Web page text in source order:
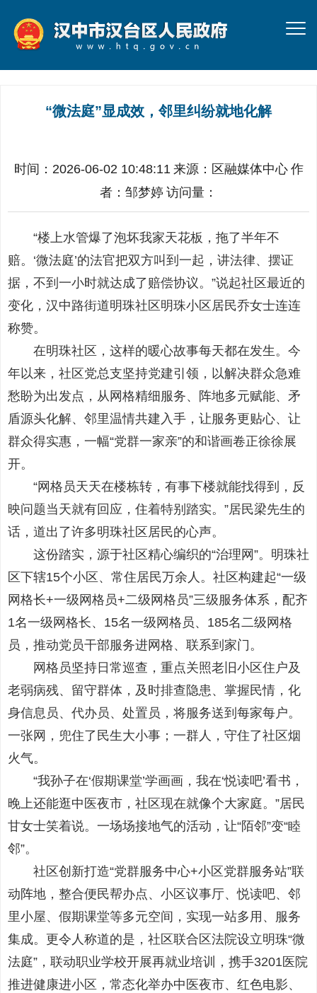
“微法庭”显成效，邻里纠纷就地化解
时间：2026-06-02 10:48:11 来源： 区融媒体中心 作
者： 邹梦婷 访问量：
“楼上水管爆了泡坏我家天花板，拖了半年不
赔。‘微法庭’的法官把双方叫到一起，讲法律、摆证
据，不到一小时就达成了赔偿协议。”说起社区最近的
变化，汉中路街道明珠社区明珠小区居民乔女士连连
称赞。
在明珠社区，这样的暖心故事每天都在发生。今
年以来，社区党总支坚持党建引领，以解决群众急难
愁盼为出发点，从网格精细服务、阵地多元赋能、矛
盾源头化解、邻里温情共建入手，让服务更贴心、让
群众得实惠，一幅“党群一家亲”的和谐画卷正徐徐展
开。
“网格员天天在楼栋转，有事下楼就能找得到，反
映问题当天就有回应，住着特别踏实。”居民梁先生的
话，道出了许多明珠社区居民的心声。
这份踏实，源于社区精心编织的“治理网”。明珠社
区下辖15个小区、常住居民万余人。社区构建起“一级
网格长+一级网格员+二级网格员”三级服务体系，配齐
1名一级网格长、15名一级网格员、185名二级网格
员，推动党员干部服务进网格、联系到家门。
网格员坚持日常巡查，重点关照老旧小区住户及
老弱病残、留守群体，及时排查隐患、掌握民情，化
身信息员、代办员、处置员，将服务送到每家每户。
一张网，兜住了民生大小事；一群人，守住了社区烟
火气。
“我孙子在‘假期课堂’学画画，我在‘悦读吧’看书，
晚上还能逛中医夜市，社区现在就像个大家庭。”居民
甘女士笑着说。一场场接地气的活动，让“陌邻”变“睦
邻”。
社区创新打造“党群服务中心+小区党群服务站”联
动阵地，整合便民帮办点、小区议事厅、悦读吧、邻
里小屋、假期课堂等多元空间，实现一站多用、服务
集成。更令人称道的是，社区联合区法院设立明珠“微
法庭”，联动职业学校开展再就业培训，携手3201医院
推进健康进小区，常态化举办中医夜市、红色电影、